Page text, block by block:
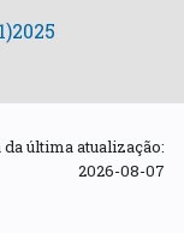
da última atualização:
2026-08-07